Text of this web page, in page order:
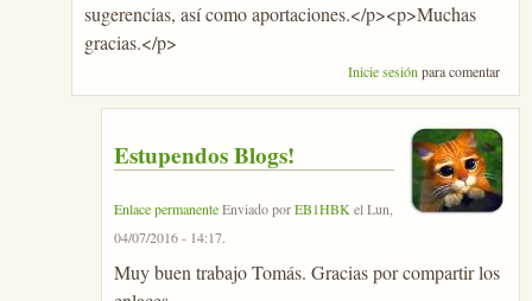
sugerencias, así como aportaciones.</p><p>Muchas
gracias.</p>
Inicie sesiónpara comentar
Estupendos Blogs!
Enlace permanenteEnviado porEB1HBK elLun,
04/07/2016 - 14:17.
Muy buen trabajo Tomás. Gracias por compartir los